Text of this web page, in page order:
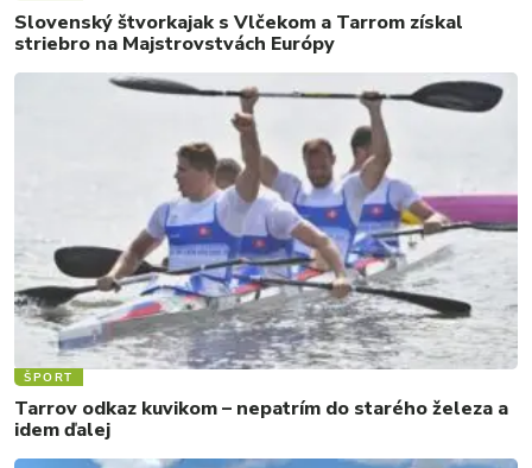
Slovenský štvorkajak s Vlčekom a Tarrom získal
striebro na Majstrovstvách Európy
ŠPORT
Tarrov odkaz kuvikom – nepatrím do starého železa a
idem ďalej